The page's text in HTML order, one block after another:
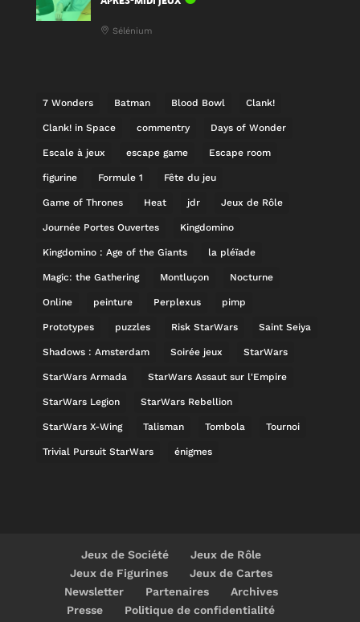
Sélénium
7 Wonders Batman Blood Bowl Clank!
Clank! in Space commentry Days of Wonder
Escale à jeux escape game Escape room
figurine Formule 1 Fête du jeu
Game of Thrones Heat jdr Jeux de Rôle
Journée Portes Ouvertes Kingdomino
Kingdomino : Age of the Giants la pléïade
Magic: the Gathering Montluçon Nocturne
Online peinture Perplexus pimp
Prototypes puzzles Risk StarWars Saint Seiya
Shadows : Amsterdam Soirée jeux StarWars
StarWars Armada StarWars Assaut sur l'Empire
StarWars Legion StarWars Rebellion
StarWars X-Wing Talisman Tombola Tournoi
Trivial Pursuit StarWars énigmes
Jeux de Société
Jeux de Rôle
Jeux de Figurines
Jeux de Cartes
Newsletter
Partenaires
Archives
Presse
Politique de confidentialité